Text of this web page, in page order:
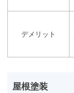
デメリット
屋根塗装